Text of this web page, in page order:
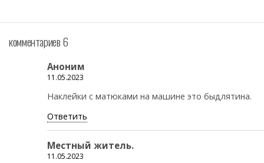
комментариев 6
Аноним
11.05.2023
Наклейки с матюками на машине это быдлятина.
Ответить
Местный житель.
11.05.2023